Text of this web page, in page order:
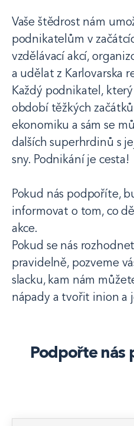
Vaše štědrost nám
podnikatelům v
vzdělávací akcí,
a udělat z Karlovarska
Každý podnikatel,
období těžkých
ekonomiku a sám se
dalších superhrdinů s
sny. Podnikání je cesta!
Pokud nás podpoříte,
informovat o tom, co
akce.
Pokud se nás
pravidelně, pozveme
slacku, kam nám
nápady a tvořit inion a
Podpořte nás